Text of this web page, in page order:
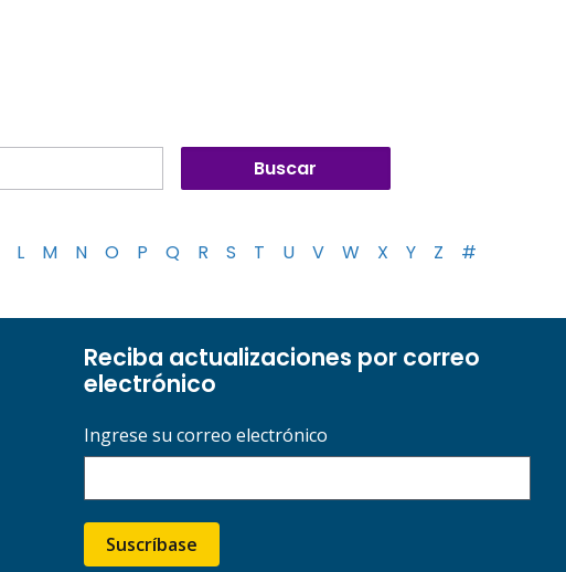
L M N O P Q R S T U V W X Y Z #
Reciba actualizaciones por correo
electrónico
Ingrese su correo electrónico
Suscríbase